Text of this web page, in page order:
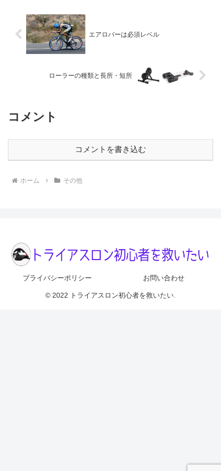
エアロバーは必須レベル
ローラーの種類と長所・短所
コメント
コメントを書き込む
ホーム その他
プライバシーポリシー お問い合わせ
© 2022 トライアスロン初心者を救いたい.